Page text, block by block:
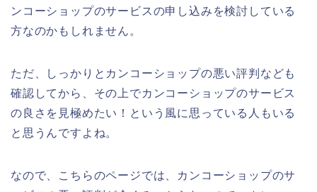
ンコーショップのサービスの申し込みを検討している
方なのかもしれません。
ただ、しっかりとカンコーショップの悪い評判なども
確認してから、その上でカンコーショップのサービス
の良さを見極めたい！という風に思っている人もいる
と思うんですよね。
なので、こちらのページでは、カンコーショップのサ